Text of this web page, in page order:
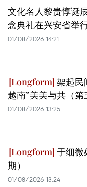
文化名人黎贵惇诞
念典礼在兴安省举
01/08/2026 14:21
架起民
越南”美美与共（第
01/08/2026 13:25
于细微
期）
01/08/2026 13:24